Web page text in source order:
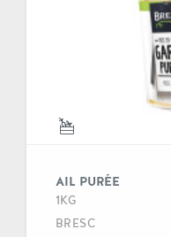
AIL PURÉE
1KG
BRESC